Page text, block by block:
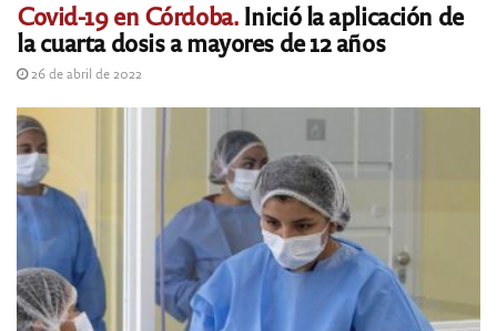
Covid-19 en Córdoba.Inició la aplicación de
la cuarta dosis a mayores de 12 años
26 de abril de 2022